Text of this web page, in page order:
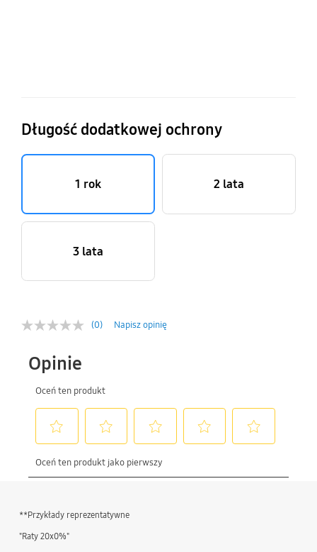
Długość dodatkowej ochrony
1 rok 2 lata
3 lata
(0) Napisz opinię
**Przykłady reprezentatywne
"Raty 20x0%"